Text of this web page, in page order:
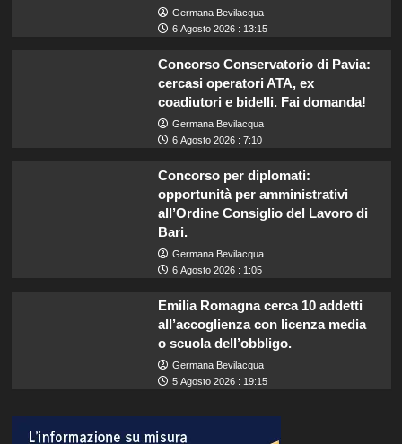
Germana Bevilacqua
6 Agosto 2026 : 13:15
Concorso Conservatorio di Pavia:
cercasi operatori ATA, ex
coadiutori e bidelli. Fai domanda!
Germana Bevilacqua
6 Agosto 2026 : 7:10
Concorso per diplomati:
opportunità per amministrativi
all’Ordine Consiglio del Lavoro di
Bari.
Germana Bevilacqua
6 Agosto 2026 : 1:05
Emilia Romagna cerca 10 addetti
all’accoglienza con licenza media
o scuola dell’obbligo.
Germana Bevilacqua
5 Agosto 2026 : 19:15